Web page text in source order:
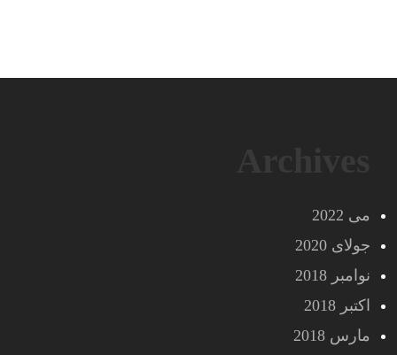
می 2022
جولای 2020
نوامبر 2018
اکتبر 2018
مارس 2018